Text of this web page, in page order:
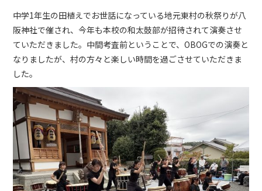
中学1年生の田植えでお世話になっている地元東村の秋祭りが八
阪神社で催され、今年も本校の和太鼓部が招待されて演奏させ
ていただきました。中間考査前ということで、OBOGでの演奏と
なりましたが、村の方々と楽しい時間を過ごさせていただきま
した。